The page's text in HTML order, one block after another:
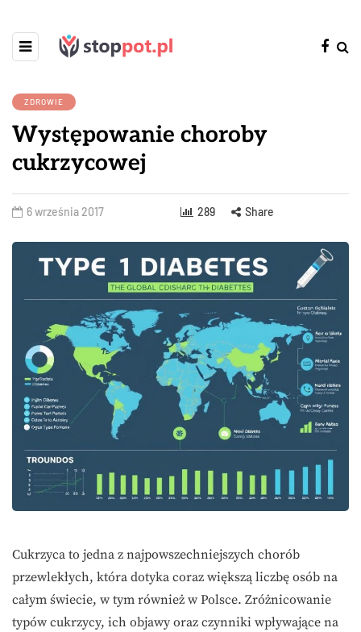
ZDROWIE
Występowanie choroby
cukrzycowej
6 września 2017 289 Share
Cukrzyca to jedna z najpowszechniejszych chorób
przewlekłych, która dotyka coraz większą liczbę osób na
całym świecie, w tym również w Polsce. Zróżnicowanie
typów cukrzycy, ich objawy oraz czynniki wpływające na